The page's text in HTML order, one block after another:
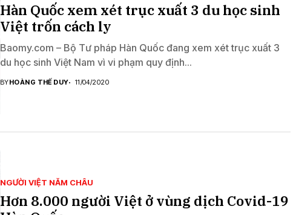
Hàn Quốc xem xét trục xuất 3 du học sinh
Việt trốn cách ly
Baomy.com – Bộ Tư pháp Hàn Quốc đang xem xét trục xuất 3
du học sinh Việt Nam vì vi phạm quy định...
BYHOÀNG THẾ DUY 11/04/2020
NGƯỜI VIỆT NĂM CHÂU
Hơn 8.000 người Việt ở vùng dịch Covid-19